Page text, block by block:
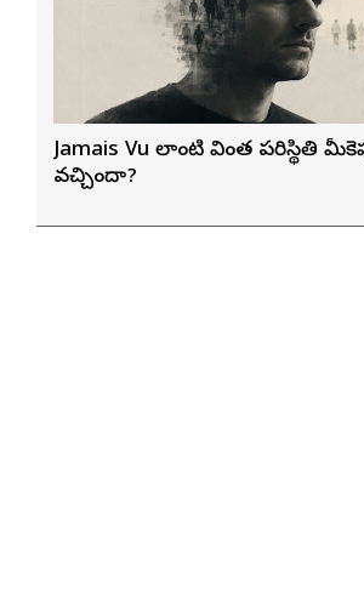
Jamais Vu లాంటి వింత పరిస్థితి
వచ్చిందా?